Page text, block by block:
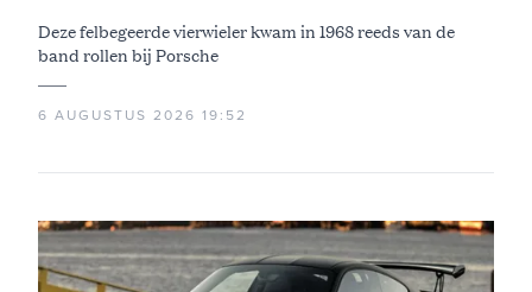
Deze felbegeerde vierwieler kwam in 1968 reeds van de
band rollen bij Porsche
6 AUGUSTUS 2026 19:52